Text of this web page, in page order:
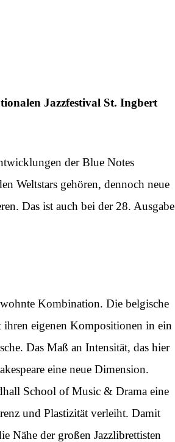
Jazzfestival St. Ingbert
der Blue Notes
Weltstars gehören, dennoch neue
Das ist auch bei der 28. Ausgabe
Kombination. Die belgische
ihren eigenen Kompositionen in ein
Das Maß an Intensität, das hier
eine neue Dimension.
School of Music & Drama eine
und Plastizität verleiht. Damit
Nähe der großen Jazzlibrettisten